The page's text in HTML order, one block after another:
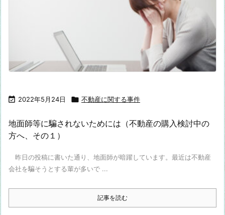
 2022年5月24日  不動産に関する事件
地面師等に騙されないためには（不動産の購入検討中の
方へ、その１）
昨日の投稿に書いた通り、地面師が暗躍しています。最近は不動産
会社を騙そうとする輩が多いで ...
記事を読む